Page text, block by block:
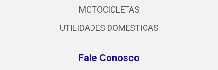
MOTOCICLETAS
UTILIDADES DOMESTICAS
Fale Conosco